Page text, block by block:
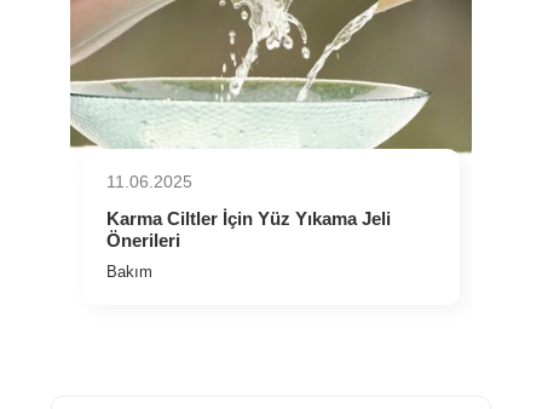
11.06.2025
⁠Karma Ciltler İçin Yüz Yıkama Jeli
Önerileri
Bakım